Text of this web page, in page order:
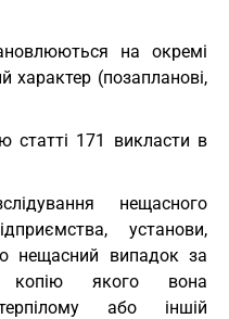
на окремі
характер (позапланові,
статті 171 викласти в
нещасного
установи,
нещасний випадок за
копію якого вона
або іншій